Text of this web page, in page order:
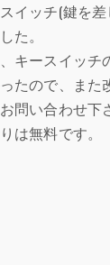
イッチ(鍵を
た。
キースイッチ
たので、また
問い合わせ下
は無料です。